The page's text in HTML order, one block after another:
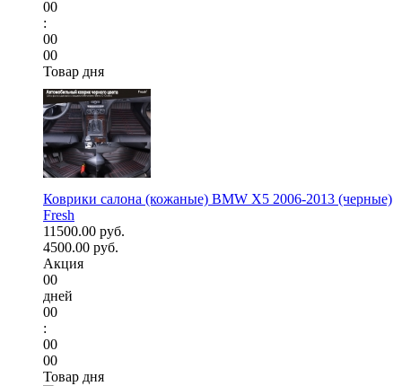
00
:
00
00
Товар дня
Коврики салона (кожаные) BMW X5 2006-2013 (черные)
Fresh
11500.00 руб.
4500.00 руб.
Акция
00
дней
00
:
00
00
Товар дня